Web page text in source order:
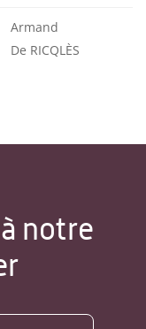
Armand
De RICQLÈS
notre